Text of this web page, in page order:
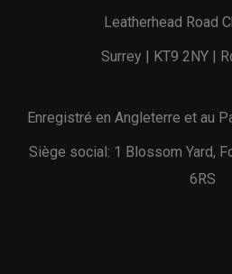
Leatherhead Road
Surrey | KT9 2NY |
Enregistré en Angleterre et au
Siège social: 1 Blossom Yard,
6RS